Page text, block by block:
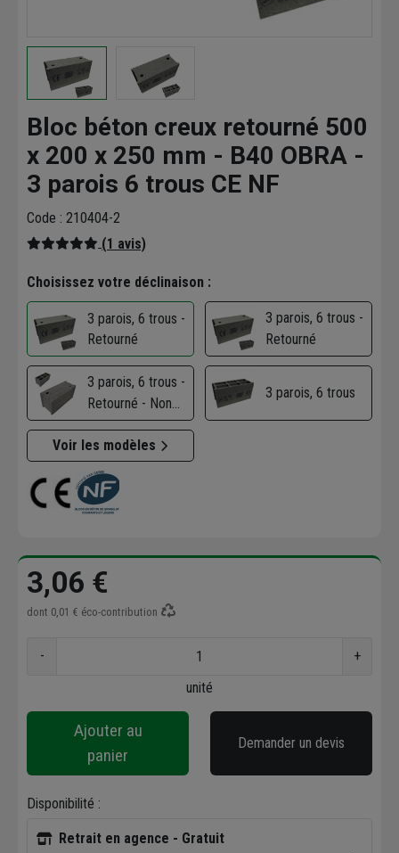
Bloc béton creux retourné 500
x 200 x 250 mm - B40 OBRA -
3 parois 6 trous CE NF
Code : 210404-2
(1 avis)
Choisissez votre déclinaison :
3 parois, 6 trous -
Retourné
3 parois, 6 trous -
Retourné
3 parois, 6 trous -
Retourné - Non
marqué
3 parois, 6 trous
Voir les modèles
3,06 €
dont 0,01 € éco-contribution
-
+
unité
Ajouter au
panier
Demander un devis
Disponibilité :
Retrait en agence - Gratuit